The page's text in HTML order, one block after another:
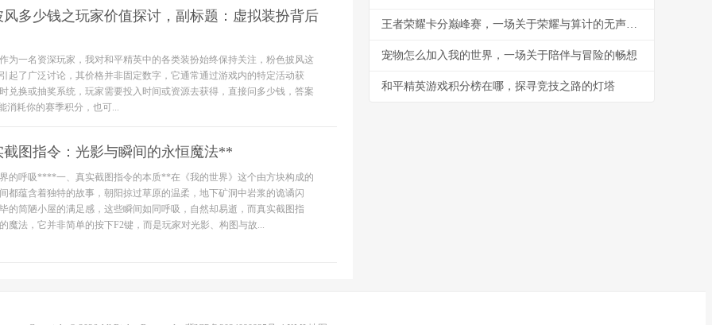
多少钱之玩家价值探讨，副标题：虚拟装扮背后
为一名资深玩家，我对和平精英中的各类装扮始终保持关注，粉色披风这
起了广泛讨论，其价格并非固定数字，它通常通过游戏内的特定活动获
兑换或抽奖系统，玩家需要投入时间或资源去获得，直接问多少钱，答案
消耗你的赛季积分，也可...
图指令：光影与瞬间的永恒魔法**
的呼吸****一、真实截图指令的本质**在《我的世界》这个由方块构成的
都蕴含着独特的故事，朝阳掠过草原的温柔，地下矿洞中岩浆的诡谲闪
的简陋小屋的满足感，这些瞬间如同呼吸，自然却易逝，而真实截图指
魔法，它并非简单的按下F2键，而是玩家对光影、构图与故...
王者荣耀卡分巅峰赛，一场关于荣耀与算计的无声战争
宠物怎么加入我的世界，一场关于陪伴与冒险的畅想
和平精英游戏积分榜在哪，探寻竞技之路的灯塔